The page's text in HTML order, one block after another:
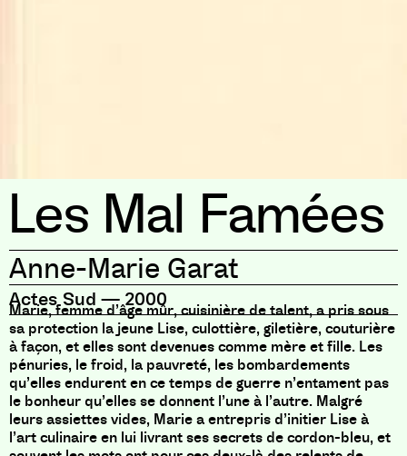
Les Mal Famées
Anne-Marie Garat
Actes Sud —2000
Marie, femme d’âge mûr, cuisinière de talent, a pris sous
sa protection la jeune Lise, culottière, giletière, couturière
à façon, et elles sont devenues comme mère et fille. Les
pénuries, le froid, la pauvreté, les bombardements
qu’elles endurent en ce temps de guerre n’entament pas
le bonheur qu’elles se donnent l’une à l’autre. Malgré
leurs assiettes vides, Marie a entrepris d’initier Lise à
l’art culinaire en lui livrant ses secrets de cordon-bleu, et